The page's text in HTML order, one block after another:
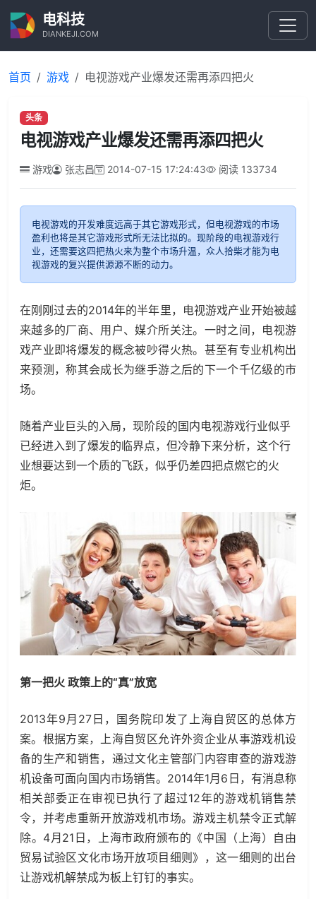
电科技
DIANKEJI.COM
首页 游戏 电视游戏产业爆发还需再添四把火
头条
电视游戏产业爆发还需再添四把火
游戏 张志昌 2014-07-15 17:24:43 阅读 133734
电视游戏的开发难度远高于其它游戏形式，但电视游戏的市场
盈利也将是其它游戏形式所无法比拟的。现阶段的电视游戏行
业，还需要这四把热火来为整个市场升温，众人拾柴才能为电
视游戏的复兴提供源源不断的动力。
在刚刚过去的2014年的半年里，电视游戏产业开始被越
来越多的厂商、用户、媒介所关注。一时之间，电视游
戏产业即将爆发的概念被吵得火热。甚至有专业机构出
来预测，称其会成长为继手游之后的下一个千亿级的市
场。
随着产业巨头的入局，现阶段的国内电视游戏行业似乎
已经进入到了爆发的临界点，但冷静下来分析，这个行
业想要达到一个质的飞跃，似乎仍差四把点燃它的火
炬。
第一把火 政策上的“真”放宽
2013年9月27日，国务院印发了上海自贸区的总体方
案。根据方案，上海自贸区允许外资企业从事游戏机设
备的生产和销售，通过文化主管部门内容审查的游戏游
机设备可面向国内市场销售。2014年1月6日，有消息称
相关部委正在审视已执行了超过12年的游戏机销售禁
令，并考虑重新开放游戏机市场。游戏主机禁令正式解
除。4月21日，上海市政府颁布的《中国（上海）自由
贸易试验区文化市场开放项目细则》，这一细则的出台
让游戏机解禁成为板上钉钉的事实。